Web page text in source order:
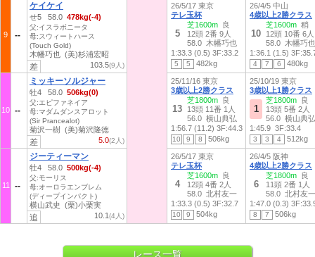
9
ケイケイ
せ5 58.0 478kg(-4)
父:イスラボニータ
母:スウィートハース
(Touch Gold)
木幡巧也 (美)杉浦宏昭
103.5(9人)
差
10
ミッキーソルジャー
牡4 58.0 506kg(0)
父:エピファネイア
母:マダムダンスアロット
(Sir Prancealot)
菊沢一樹 (美)菊沢隆徳
5.0(2人)
差
11
ジーティーマン
牡4 58.0 500kg(-4)
父:モーリス
母:オーロラエンブレム
(ディープインパクト)
横山武史 (栗)小栗実
10.1(4人)
追
26/5/17 東京
テレ玉杯
5
芝1600m 良
12頭 2番 9人
58.0 木幡巧也
1:33.3 (0.5) 3F:33.2
5 5 482kg
26/4/5 中山
4歳以上2勝クラス
10
芝1600m 稍
12頭 10番 6人
58.0 木幡巧也
1:36.1 (1.5)
4 7 6 480kg
25/11/16 東京
3歳以上2勝クラス
13
芝1800m 良
13頭 11番 1人
56.0 横山典弘
1:56.7 (11.2) 3F:44.3
10 9 8 506kg
25/10/19 東京
3歳以上1勝クラス
1
芝1800m 良
13頭 5番 2人
56.0 横山典弘
1:45.9 3F:33.4
3 3 4 512kg
26/5/17 東京
テレ玉杯
4
芝1600m 良
12頭 4番 2人
58.0 北村友一
1:33.3 (0.5) 3F:32.7
10 9 504kg
26/4/5 阪神
4歳以上2勝クラス
6
芝1800m 良
11頭 2番 1人
58.0 北村友一
1:47.0 (0.3)
8 7 506kg
レース一覧